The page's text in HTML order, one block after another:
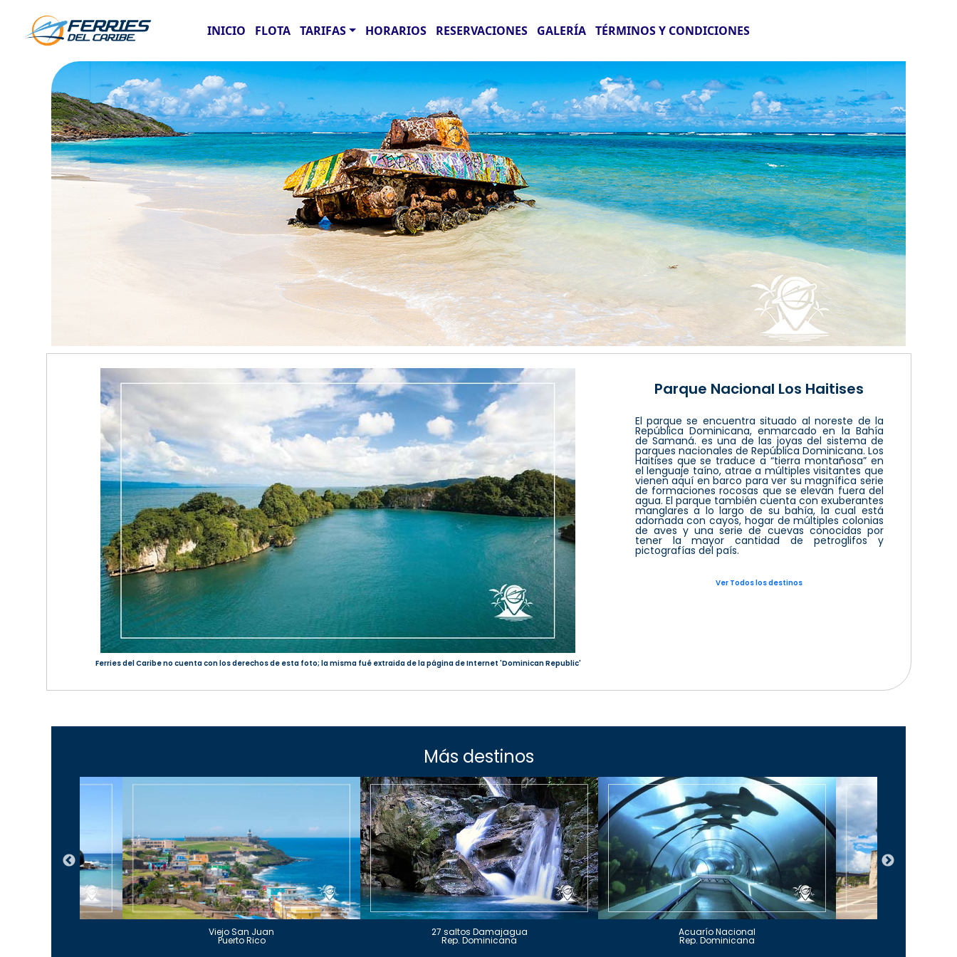
INICIO FLOTA TARIFAS HORARIOS RESERVACIONES GALERÍA TÉRMINOS Y CONDICIONES
Ferries del Caribe no cuenta con los derechos de esta foto; la misma fué extraida de la página de Internet 'Dominican Republic'
Parque Nacional Los Haitises
El parque se encuentra situado al noreste de la
República Dominicana, enmarcado en la Bahía
de Samaná. es una de las joyas del sistema de
parques nacionales de República Dominicana. Los
Haitises que se traduce a “tierra montañosa” en
el lenguaje taíno, atrae a múltiples visitantes que
vienen aquí en barco para ver su magnífica serie
de formaciones rocosas que se elevan fuera del
agua. El parque también cuenta con exuberantes
manglares a lo largo de su bahía, la cual está
adornada con cayos, hogar de múltiples colonias
de aves y una serie de cuevas conocidas por
tener la mayor cantidad de petroglifos y
pictografías del país.
Ver Todos los destinos
Más destinos
Viejo San Juan
Puerto Rico
27 saltos Damajagua
Rep. Dominicana
Acuarío Nacional
Rep. Dominicana